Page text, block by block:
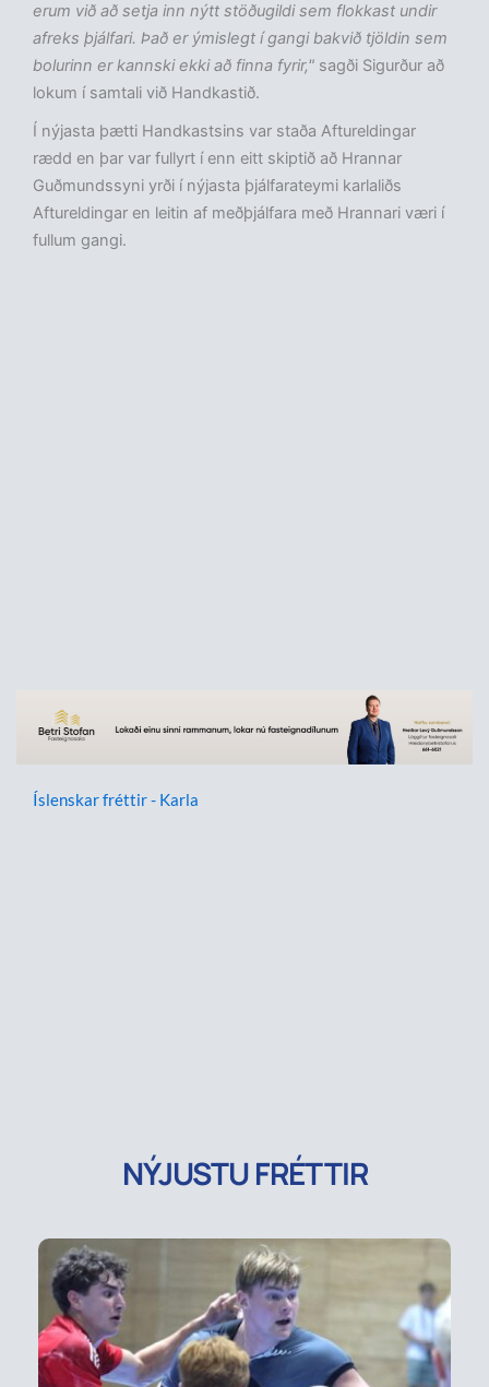
erum við að setja inn nýtt stöðugildi sem flokkast undir
afreks þjálfari. Það er ýmislegt í gangi bakvið tjöldin sem
bolurinn er kannski ekki að finna fyrir," sagði Sigurður að
lokum í samtali við Handkastið.
Í nýjasta þætti Handkastsins var staða Aftureldingar
rædd en þar var fullyrt í enn eitt skiptið að Hrannar
Guðmundssyni yrði í nýjasta þjálfarateymi karlaliðs
Aftureldingar en leitin af meðþjálfara með Hrannari væri í
fullum gangi.
Íslenskar fréttir - Karla
NÝJUSTU FRÉTTIR